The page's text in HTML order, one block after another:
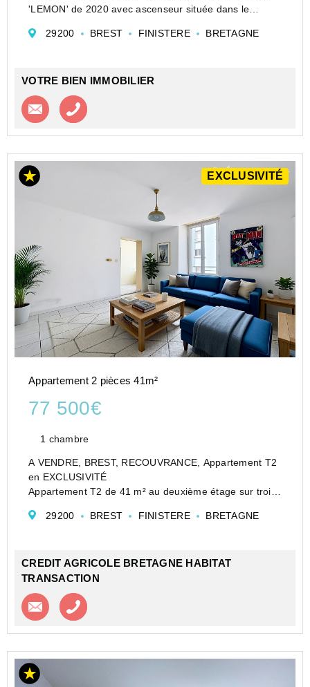
'LEMON' de 2020 avec ascenseur située dans le
de Recouvrance.Commodités et transports à pied...
29200 BREST FINISTERE BRETAGNE
VOTRE BIEN IMMOBILIER
Contacter l'agence
EXCLUSIVITÉ
Appartement 2 pièces 41m²
77 500€
1 chambre
A VENDRE, BREST, RECOUVRANCE, Appartement T2
en EXCLUSIVITÉ
Appartement T2 de 41 m² au deuxième étage sur trois,
Recouvrance.
29200 BREST FINISTERE BRETAGNE
CREDIT AGRICOLE BRETAGNE HABITAT
TRANSACTION
Contacter l'agence